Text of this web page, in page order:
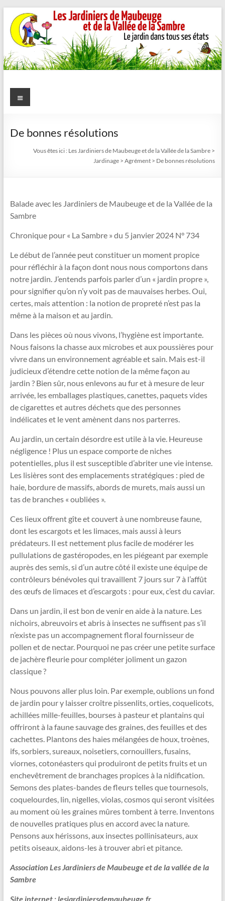
au
contenu
Les
de
Maubeuge
la
la
Sambre
jardin
tous
ses
états
!
Menu
De bonnes résolutions
Vous êtes ici : Les Jardiniers de Maubeuge et de la Vallée de la Sambre >
Jardinage >Agrément > De bonnes résolutions
Balade avec les Jardiniers de Maubeuge et de la Vallée de la
Sambre
Chronique pour « La Sambre » du 5 janvier 2024 N° 734
Le début de l’année peut constituer un moment propice
pour réfléchir à la façon dont nous nous comportons dans
notre jardin. J’entends parfois parler d’un « jardin propre »,
pour signifier qu’on n’y voit pas de mauvaises herbes. Oui,
certes, mais attention : la notion de propreté n’est pas la
même à la maison et au jardin.
Dans les pièces où nous vivons, l’hygiène est importante.
Nous faisons la chasse aux microbes et aux poussières pour
vivre dans un environnement agréable et sain. Mais est-il
judicieux d’étendre cette notion de la même façon au
jardin ? Bien sûr, nous enlevons au fur et à mesure de leur
arrivée, les emballages plastiques, canettes, paquets vides
de cigarettes et autres déchets que des personnes
indélicates et le vent amènent dans nos parterres.
Au jardin, un certain désordre est utile à la vie. Heureuse
négligence ! Plus un espace comporte de niches
potentielles, plus il est susceptible d’abriter une vie intense.
Les lisières sont des emplacements stratégiques : pied de
haie, bordure de massifs, abords de murets, mais aussi un
tas de branches « oubliées ».
Ces lieux offrent gîte et couvert à une nombreuse faune,
dont les escargots et les limaces, mais aussi à leurs
prédateurs. Il est nettement plus facile de modérer les
pullulations de gastéropodes, en les piégeant par exemple
auprès des semis, si d’un autre côté il existe une équipe de
contrôleurs bénévoles qui travaillent 7 jours sur 7 à l’affût
des œufs de limaces et d’escargots : pour eux, c’est du caviar.
Dans un jardin, il est bon de venir en aide à la nature. Les
nichoirs, abreuvoirs et abris à insectes ne suffisent pas s’il
n’existe pas un accompagnement floral fournisseur de
pollen et de nectar. Pourquoi ne pas créer une petite surface
de jachère fleurie pour compléter joliment un gazon
classique ?
Nous pouvons aller plus loin. Par exemple, oublions un fond
de jardin pour y laisser croître pissenlits, orties, coquelicots,
achillées mille-feuilles, bourses à pasteur et plantains qui
offriront à la faune sauvage des graines, des feuilles et des
cachettes. Plantons des haies mélangées de houx, troènes,
ifs, sorbiers, sureaux, noisetiers, cornouillers, fusains,
viornes, cotonéasters qui produiront de petits fruits et un
enchevêtrement de branchages propices à la nidification.
Semons des plates-bandes de fleurs telles que tournesols,
coquelourdes, lin, nigelles, violas, cosmos qui seront visitées
au moment où les graines mûres tombent à terre. Inventons
de nouvelles pratiques plus en accord avec la nature.
Pensons aux hérissons, aux insectes pollinisateurs, aux
petits oiseaux, aidons-les à trouver abri et pitance.
Association Les Jardiniers de Maubeuge et de la vallée de la
Sambre
Site internet : lesjardiniersdemaubeuge.fr